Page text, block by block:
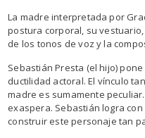
La madre interpretada por
postura corporal, su
de los tonos de voz y la
Sebastián Presta (el hijo)
ductilidad actoral.El vínculo
madre es sumamente peculiar.
exaspera. Sebastián logra
construir este personaje tan